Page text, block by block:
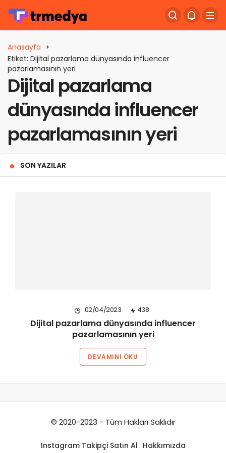
Anasayfa
Etiket: Dijital pazarlama dünyasında influencer
pazarlamasının yeri
Dijital pazarlama
dünyasında influencer
pazarlamasının yeri
SON YAZILAR
02/04/2023 438
Dijital pazarlama dünyasında influencer
pazarlamasının yeri
DEVAMINI OKU
© 2020-2023 - Tüm Hakları Saklıdır
Instagram Takipçi Satın Al Hakkımızda